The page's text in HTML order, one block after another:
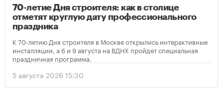
70-летие Дня строителя: как в столице
отметят круглую дату профессионального
праздника
К 70-летию Дня строителя в Москве открылись интерактивные
инсталляции, а 6 и 9 августа на ВДНХ пройдет специальная
праздничная программа.
5 августа 2026 15:30